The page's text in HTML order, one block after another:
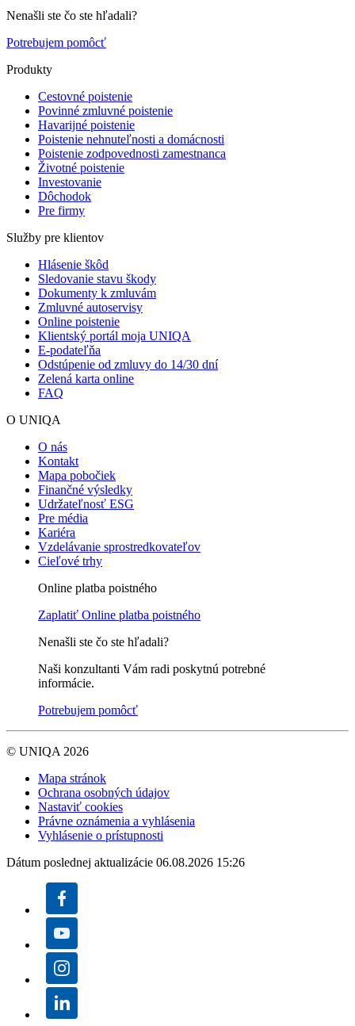
Nenašli ste čo ste hľadali?
Potrebujem pomôcť
Produkty
Cestovné poistenie
Povinné zmluvné poistenie
Havarijné poistenie
Poistenie nehnuteľnosti a domácnosti
Poistenie zodpovednosti zamestnanca
Životné poistenie
Investovanie
Dôchodok
Pre firmy
Služby pre klientov
Hlásenie škôd
Sledovanie stavu škody
Dokumenty k zmluvám
Zmluvné autoservisy
Online poistenie
Klientský portál moja UNIQA
E-podateľňa
Odstúpenie od zmluvy do 14/30 dní
Zelená karta online
FAQ
O UNIQA
O nás
Kontakt
Mapa pobočiek
Finančné výsledky
Udržateľnosť ESG
Pre média
Kariéra
Vzdelávanie sprostredkovateľov
Cieľové trhy
Online platba poistného
Zaplatiť Online platba poistného
Nenašli ste čo ste hľadali?
Naši konzultanti Vám radi poskytnú potrebné
informácie.
Potrebujem pomôcť
© UNIQA 2026
Mapa stránok
Ochrana osobných údajov
Nastaviť cookies
Právne oznámenia a vyhlásenia
Vyhlásenie o prístupnosti
Dátum poslednej aktualizácie 06.08.2026 15:26